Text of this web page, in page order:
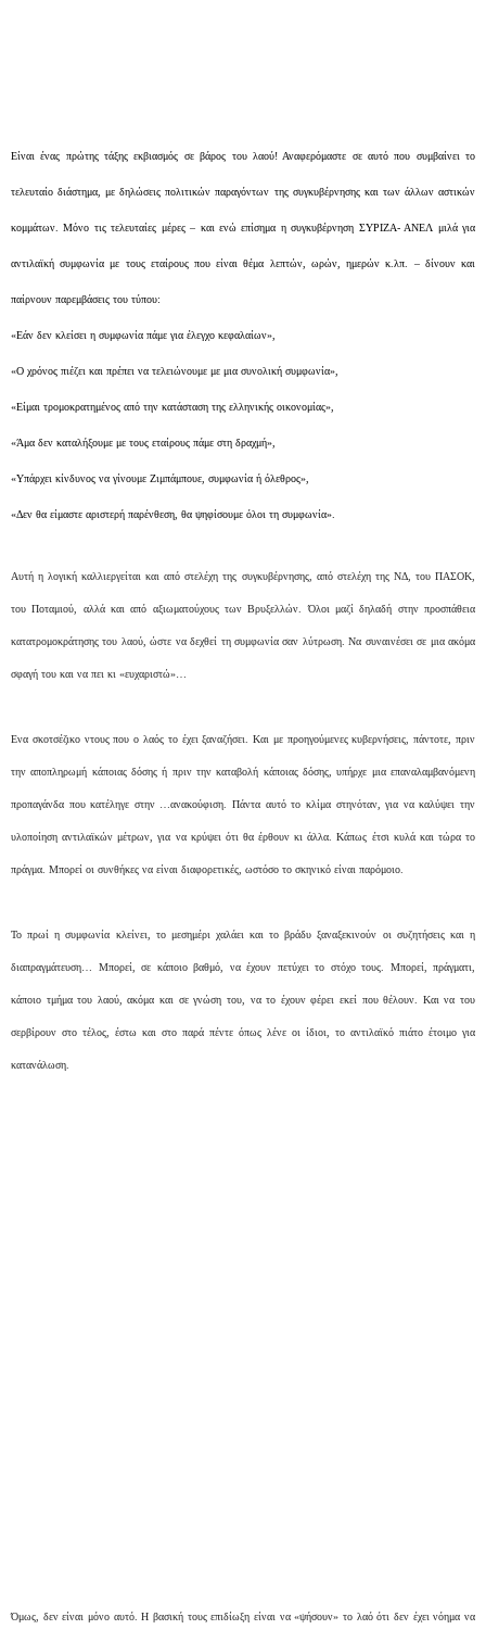
Είναι ένας πρώτης τάξης εκβιασμός σε βάρος του λαού! Αναφερόμαστε σε αυτό που συμβαίνει το
τελευταίο διάστημα, με δηλώσεις πολιτικών παραγόντων της συγκυβέρνησης και των άλλων αστικών
κομμάτων. Μόνο τις τελευταίες μέρες – και ενώ επίσημα η συγκυβέρνηση ΣΥΡΙΖΑ- ΑΝΕΛ μιλά για
αντιλαϊκή συμφωνία με τους εταίρους που είναι θέμα λεπτών, ωρών, ημερών κ.λπ. – δίνουν και
παίρνουν παρεμβάσεις του τύπου:
«Εάν δεν κλείσει η συμφωνία πάμε για έλεγχο κεφαλαίων»,
«Ο χρόνος πιέζει και πρέπει να τελειώνουμε με μια συνολική συμφωνία»,
«Είμαι τρομοκρατημένος από την κατάσταση της ελληνικής οικονομίας»,
«Άμα δεν καταλήξουμε με τους εταίρους πάμε στη δραχμή»,
«Υπάρχει κίνδυνος να γίνουμε Ζιμπάμπουε, συμφωνία ή όλεθρος»,
«Δεν θα είμαστε αριστερή παρένθεση, θα ψηφίσουμε όλοι τη συμφωνία».
Αυτή η λογική καλλιεργείται και από στελέχη της συγκυβέρνησης, από στελέχη της ΝΔ, του ΠΑΣΟΚ,
του Ποταμιού, αλλά και από αξιωματούχους των Βρυξελλών. Όλοι μαζί δηλαδή στην προσπάθεια
κατατρομοκράτησης του λαού, ώστε να δεχθεί τη συμφωνία σαν λύτρωση. Να συναινέσει σε μια ακόμα
σφαγή του και να πει κι «ευχαριστώ»…
Ενα σκοτσέζικο ντους που ο λαός το έχει ξαναζήσει. Και με προηγούμενες κυβερνήσεις, πάντοτε, πριν
την αποπληρωμή κάποιας δόσης ή πριν την καταβολή κάποιας δόσης, υπήρχε μια επαναλαμβανόμενη
προπαγάνδα που κατέληγε στην …ανακούφιση. Πάντα αυτό το κλίμα στηνόταν, για να καλύψει την
υλοποίηση αντιλαϊκών μέτρων, για να κρύψει ότι θα έρθουν κι άλλα. Κάπως έτσι κυλά και τώρα το
πράγμα. Μπορεί οι συνθήκες να είναι διαφορετικές, ωστόσο το σκηνικό είναι παρόμοιο.
Το πρωί η συμφωνία κλείνει, το μεσημέρι χαλάει και το βράδυ ξαναξεκινούν οι συζητήσεις και η
διαπραγμάτευση… Μπορεί, σε κάποιο βαθμό, να έχουν πετύχει το στόχο τους. Μπορεί, πράγματι,
κάποιο τμήμα του λαού, ακόμα και σε γνώση του, να το έχουν φέρει εκεί που θέλουν. Και να του
σερβίρουν στο τέλος, έστω και στο παρά πέντε όπως λένε οι ίδιοι, το αντιλαϊκό πιάτο έτοιμο για
κατανάλωση.
Όμως, δεν είναι μόνο αυτό. Η βασική τους επιδίωξη είναι να «ψήσουν» το λαό ότι δεν έχει νόημα να